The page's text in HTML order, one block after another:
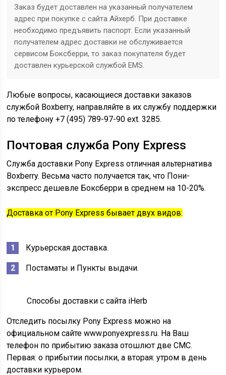
Заказ будет доставлен на указанный получателем
адрес при покупке с сайта Айхерб. При доставке
необходимо предъявить паспорт. Если ​указанный
получателем адрес доставки не обслуживается
сервисом Боксберри,​ то заказ ​покупателя будет ​
доставлен курьерской службой EMS.
Любые вопросы, касающиеся доставки заказов
службой Boxberry, направляйте в их службу поддержки
по телефону +7 (495) 789-97-90 ext. 3285.
Почтовая служба Pony Express
Служба доставки Pony Express отличная альтернатива
Boxberry. Весьма часто получается так, что Пони-
экспресс дешевле Боксберри в среднем на 10-20%.
Доставка от Pony Express бывает двух видов:
Курьерская доставка.
Постаматы и Пункты выдачи.
Способы доставки с сайта iHerb
Отследить посылку Pony Express можно на
официальном сайте www.ponyexpress.ru. На Ваш
телефон по прибытию заказа отошлют две CMC.
Первая: о прибытии посылки, а вторая: утром в день
доставки курьером.